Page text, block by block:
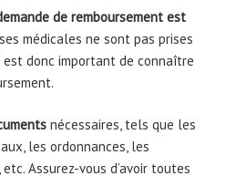
de remboursement est
médicales ne sont pas prises
est donc important de connaître
nécessaires, tels que les
les ordonnances, les
Assurez-vous d’avoir toutes